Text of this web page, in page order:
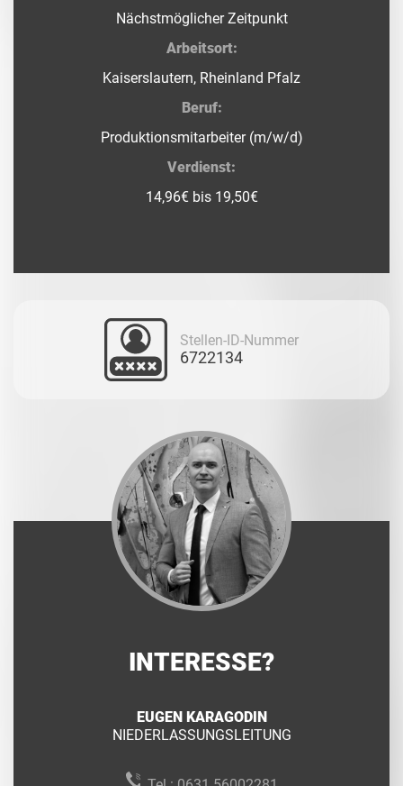
Nächstmöglicher Zeitpunkt
Arbeitsort:
Kaiserslautern, Rheinland Pfalz
Beruf:
Produktionsmitarbeiter (m/w/d)
Verdienst:
14,96€ bis 19,50€
Stellen-ID-Nummer
6722134
INTERESSE?
EUGEN KARAGODIN
NIEDERLASSUNGSLEITUNG